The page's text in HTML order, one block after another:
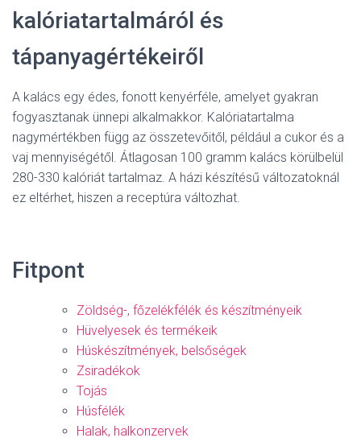
kalóriatartalmáról és
tápanyagértékeiről
A kalács egy édes, fonott kenyérféle, amelyet gyakran
fogyasztanak ünnepi alkalmakkor. Kalóriatartalma
nagymértékben függ az összetevőitől, például a cukor és a
vaj mennyiségétől. Átlagosan 100 gramm kalács körülbelül
280-330 kalóriát tartalmaz. A házi készítésű változatoknál
ez eltérhet, hiszen a receptúra változhat.
Fitpont
Zöldség-, főzelékfélék és készítményeik
Hüvelyesek és termékeik
Húskészítmények, belsőségek
Zsiradékok
Tojás
Húsfélék
Halak, halkonzervek